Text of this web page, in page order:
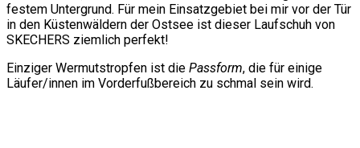
festem Untergrund. Für mein Einsatzgebiet bei mir vor der Tür
in den Küstenwäldern der Ostsee ist dieser Laufschuh von
SKECHERS ziemlich perfekt!
Einziger Wermutstropfen ist die Passform, die für einige
Läufer/innen im Vorderfußbereich zu schmal sein wird.